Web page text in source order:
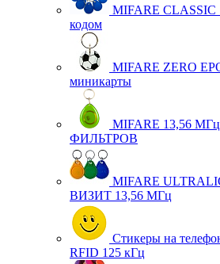
MIFARE
кодом
MIFARE ZERO
миникарты
MIFARE 13,56 МГц
ФИЛЬТРОВ
MIFARE
ВИЗИТ 13,56 МГц
Стикеры на
RFID 125 кГц